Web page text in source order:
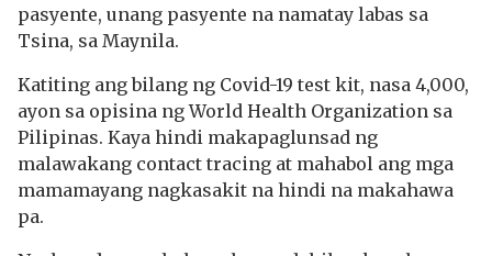
pasyente, unang pasyente na namatay labas sa
Tsina, sa Maynila.
Katiting ang bilang ng Covid-19 test kit, nasa 4,000,
ayon sa opisina ng World Health Organization sa
Pilipinas. Kaya hindi makapaglunsad ng
malawakang contact tracing at mahabol ang mga
mamamayang nagkasakit na hindi na makahawa
pa.